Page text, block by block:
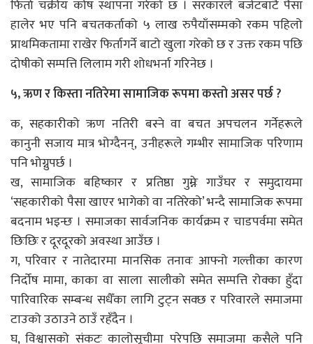
फिर्ता चक्रीय कोष स्थापना गरेको छ । सरकारले बजेटबाटै पैसा
हालेर भए पनि बचतकर्ताको ५ लाख रुपैयाँसम्मको रकम पहिलो
प्राथमिकतामा राखेर फिर्तागर्ने बाटो खुला गरेको छ र उक्त रकम पछि
दोषीको सम्पत्ति लिलाम गरी शोधभर्ना गरिनेछ ।
५, ऋण र किस्ता नतिरेमा सामाजिक रूपमा कस्तो असर पर्छ ?
क, सहकारीको ऋण नतिरी बस्ने वा बचत अपचलन गर्नेहरूले
कानुनी सजाय मात्र भोग्दैनन्, उनीहरूले गम्भीर सामाजिक परिणाम
पनि भोग्नुपर्छ ।
ख, सामाजिक बहिष्कार र प्रतिष्ठा गुम्नेः गाउँघर र समुदायमा
‘सहकारीको पैसा खाएर भागेको वा नतिरेको’ भन्दै सामाजिक रूपमा
बदनाम भइन्छ । समाजका सार्वजनिक कार्यक्रम र चाडपर्वमा समेत
छिःछिः र दूरदूरको अवस्था आउँछ ।
ग, परिवार र नातेदारमा मानसिक तनावः आफ्नो गल्तीका कारण
निर्दोष मामा, काका वा साला सालीको समेत सम्पत्ति रोक्का हुँदा
पारिवारिक सम्बन्ध सधैँका लागि टुट्न सक्छ र परिवारले समाजमा
टाउको उठाउने ठाउँ रहँदैन ।
घ, विश्वासको संकटः कालोसूचीमा परेपछि समाजमा कसैले पनि